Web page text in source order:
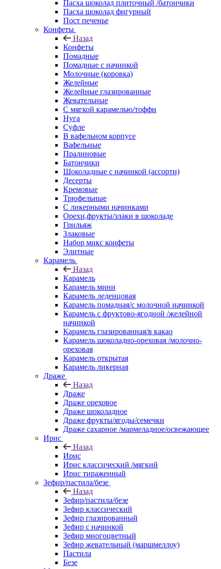
Пасха шоколад плиточный /батончики
Пасха шоколад фигурный
Пост печенье
Конфеты
Назад
Конфеты
Помадные
Помадные с начинкой
Молочные (коровка)
Желейные
Желейные глазированные
Жевательные
С мягкой карамелью/тоффи
Нуга
Суфле
В вафельном корпусе
Вафельные
Пралиновые
Батончики
Шоколадные с начинкой (ассорти)
Десерты
Кремовые
Трюфельные
С ликерными начинками
Орехи,фрукты/злаки в шоколаде
Грильяж
Злаковые
Набор микс конфеты
Элитные
Карамель
Назад
Карамель
Карамель мини
Карамель леденцовая
Карамель помадная/с молочной начинкой
Карамель с фруктово-ягодной /желейной
начинкой
Карамель глазированная/в какао
Карамель шоколадно-ореховая /молочно-
ореховая
Карамель открытая
Карамель ликерная
Драже
Назад
Драже
Драже ореховое
Драже шоколадное
Драже фрукты/ягоды/семечки
Драже сахарное /мармеладное/освежающее
Ирис
Назад
Ирис
Ирис классический /мягкий
Ирис тираженный
Зефир/пастила/безе
Назад
Зефир/пастила/безе
Зефир классический
Зефир глазированный
Зефир с начинкой
Зефир многоцветный
Зефир жевательный (маршмеллоу)
Пастила
Безе